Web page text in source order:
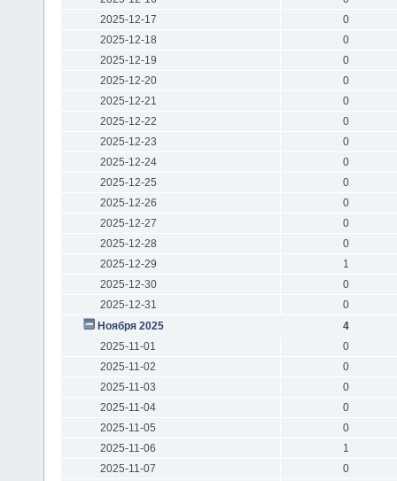
2025-12-17
0
2025-12-18
0
2025-12-19
0
2025-12-20
0
2025-12-21
0
2025-12-22
0
2025-12-23
0
2025-12-24
0
2025-12-25
0
2025-12-26
0
2025-12-27
0
2025-12-28
0
2025-12-29
1
2025-12-30
0
2025-12-31
0
Ноября 2025
4
2025-11-01
0
2025-11-02
0
2025-11-03
0
2025-11-04
0
2025-11-05
0
2025-11-06
1
2025-11-07
0